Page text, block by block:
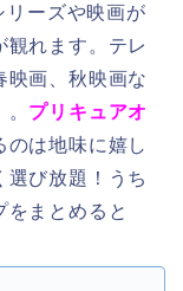
リーズや映画が
観れます。テレ
映画、秋映画な
プリキュアオ
のは地味に嬉し
選び放題！うち
をまとめると